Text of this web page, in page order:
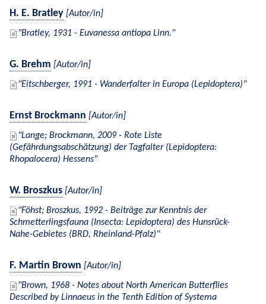
H. E. Bratley [Autor/in]
Bratley, 1931 - Euvanessa antiopa Linn.
G. Brehm [Autor/in]
Eitschberger, 1991 - Wanderfalter in Europa (Lepidoptera)
Ernst Brockmann [Autor/in]
Lange; Brockmann, 2009 - Rote Liste
(Gefährdungsabschätzung) der Tagfalter (Lepidoptera:
Rhopalocera) Hessens
W. Broszkus [Autor/in]
Föhst; Broszkus, 1992 - Beiträge zur Kenntnis der
Schmetterlingsfauna (Insecta: Lepidoptera) des Hunsrück-
Nahe-Gebietes (BRD, Rheinland-Pfalz)
F. Martin Brown [Autor/in]
Brown, 1968 - Notes about North American Butterflies
Described by Linnaeus in the Tenth Edition of Systema